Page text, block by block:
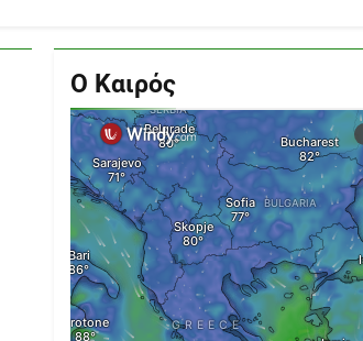
Ο Καιρός